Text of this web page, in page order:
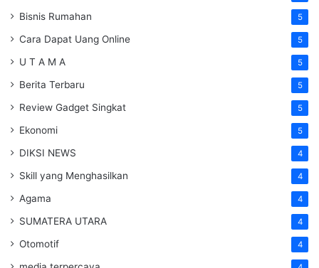
Bisnis Rumahan 5
Cara Dapat Uang Online 5
U T A M A 5
Berita Terbaru 5
Review Gadget Singkat 5
Ekonomi 5
DIKSI NEWS 4
Skill yang Menghasilkan 4
Agama 4
SUMATERA UTARA 4
Otomotif 4